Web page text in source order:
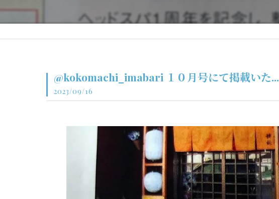
@kokomachi_imabari １０月号にて掲載いた...
2023/09/16